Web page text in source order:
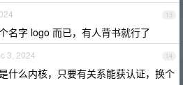
13
名字 logo 而已，有人背书就行了
14
3, 2024
什么内核，只要有关系能获认证，换个